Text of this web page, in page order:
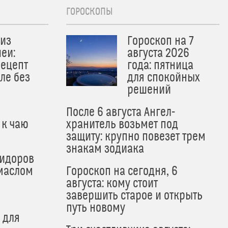
без
чаю
ГОРОСКОПЫ
Гороскоп на 7
августа 2026
года: пятница
для спокойных
решений
После 6 августа Ангел-
хранитель возьмет под
защиту: крупно повезет трем
знакам зодиака
Гороскоп на сегодня, 6
августа: кому стоит
завершить старое и открыть
путь новому